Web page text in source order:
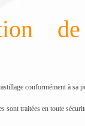
conformément à sa
sont traitées en toute